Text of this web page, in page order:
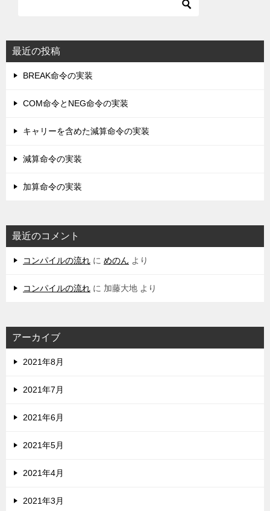
最近の投稿
BREAK命令の実装
COM命令とNEG命令の実装
キャリーを含めた減算命令の実装
減算命令の実装
加算命令の実装
最近のコメント
コンパイルの流れ に めのん より
コンパイルの流れ に 加藤大地 より
アーカイブ
2021年8月
2021年7月
2021年6月
2021年5月
2021年4月
2021年3月